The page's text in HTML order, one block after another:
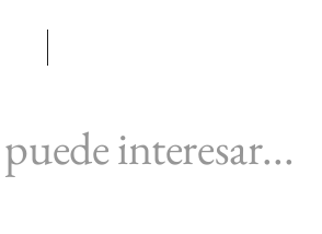
interesar...